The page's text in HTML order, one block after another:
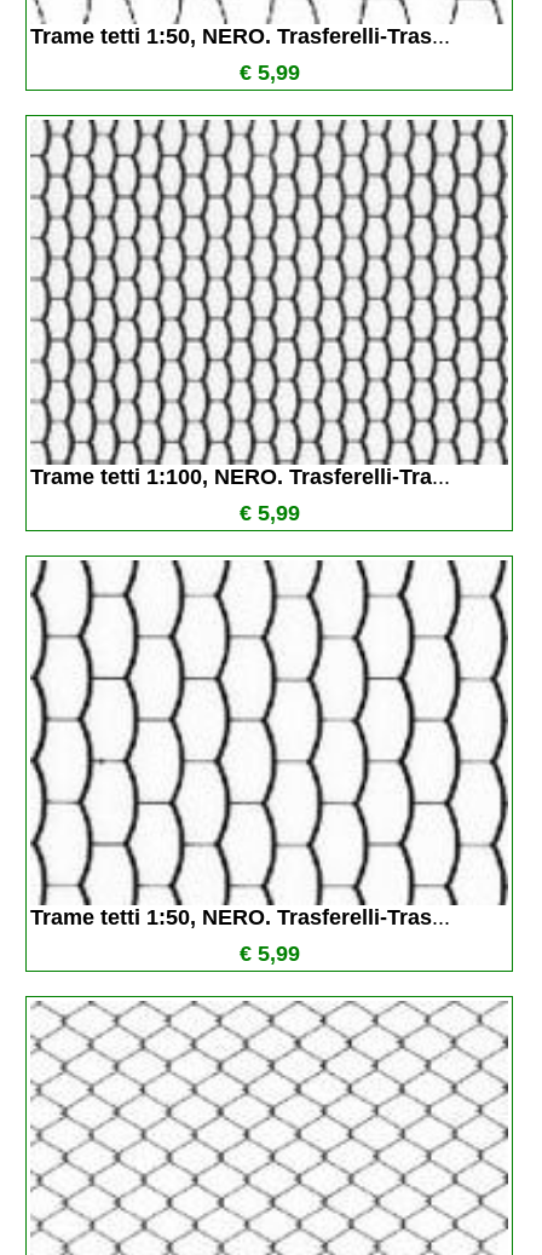
Trame tetti 1:50, NERO. Trasferelli-Tras...
€ 5,99
Trame tetti 1:100, NERO. Trasferelli-Tra...
€ 5,99
Trame tetti 1:50, NERO. Trasferelli-Tras...
€ 5,99